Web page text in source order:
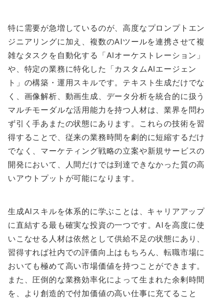
特に需要が急増しているのが、高度なプロンプトエン
ジニアリングに加え、複数のAIツールを連携させて複
雑なタスクを自動化する「AIオーケストレーション」
や、特定の業務に特化した「カスタムAIエージェン
ト」の構築・運用スキルです。テキスト生成だけでな
く、画像解析、動画生成、データ分析を統合的に扱う
マルチモーダルな活用能力を持つ人材は、業界を問わ
ず引く手あまたの状態にあります。これらの技術を習
得することで、従来の業務時間を劇的に短縮するだけ
でなく、マーケティング戦略の立案や新規サービスの
開発において、人間だけでは到達できなかった質の高
いアウトプットが可能になります。
生成AIスキルを体系的に学ぶことは、キャリアアップ
に直結する最も確実な投資の一つです。AIを高度に使
いこなせる人材は依然として供給不足の状態にあり、
習得すれば社内での評価向上はもちろん、転職市場に
おいても極めて高い市場価値を持つことができます。
また、圧倒的な業務効率化によって生まれた余剰時間
を、より創造的で付加価値の高い仕事に充てること